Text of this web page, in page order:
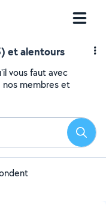
et alentours
vous faut avec
nos membres et